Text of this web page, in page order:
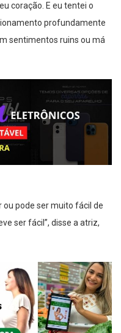
coração. E eu tentei o
profundamente
sentimentos ruins ou má
ou pode ser muito fácil de
ser fácil”, disse a atriz,